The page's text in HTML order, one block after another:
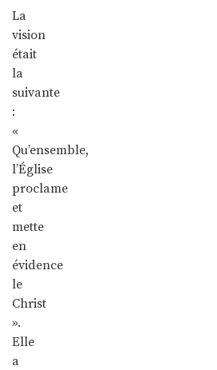
La
vision
était
la
suivante
:
«
Qu’ensemble,
l’Église
proclame
et
mette
en
évidence
le
Christ
».
Elle
a